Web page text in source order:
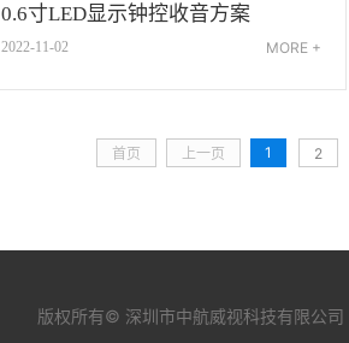
0.6寸LED显示钟控收音方案
2022-11-02 MORE +
首页 上一页 1 2
版权所有© 深圳市中航威视科技有限公司